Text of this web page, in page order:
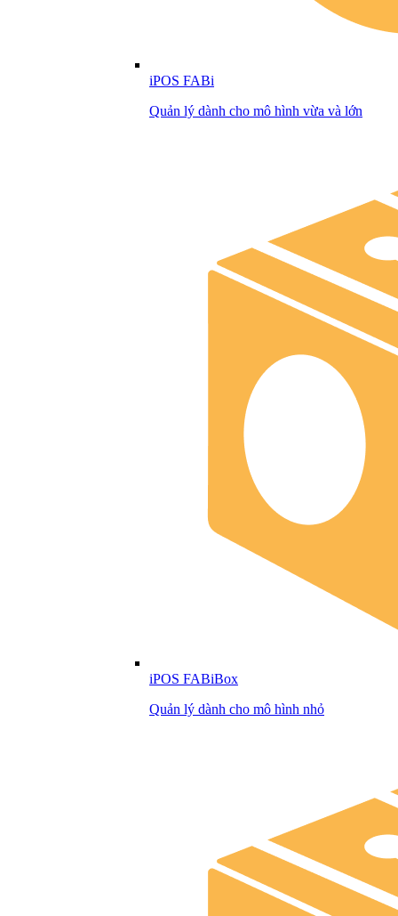
iPOS FABi
Quản lý dành cho mô hình vừa và lớn
iPOS FABiBox
Quản lý dành cho mô hình nhỏ